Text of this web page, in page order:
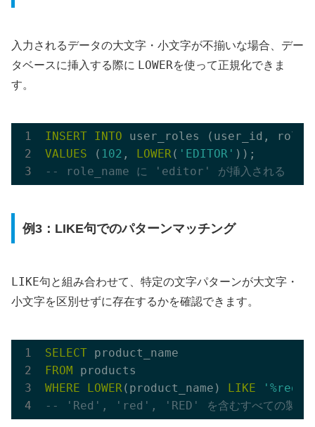
入力されるデータの大文字・小文字が不揃いな場合、デー
タベースに挿入する際に LOWERを使って正規化できま
す。
INSERT INTO
VALUES ( 102 , LOWER( 'EDITOR'
-- role_name に 'editor' が挿入される
例3：LIKE句でのパターンマッチング
LIKE句と組み合わせて、特定の文字パターンが大文字・
小文字を区別せずに存在するかを確認できます。
SELECT
FROM
WHERE
LOWER(product_name) LIKE
'%red%'
-- 'Red', 'red', 'RED' を含むすべての製品名